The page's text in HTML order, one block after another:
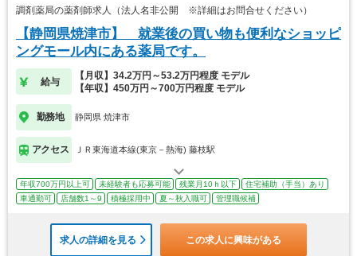
調剤薬局の薬剤師求人（法人名非公開 ※詳細はお問合せください）
【静岡県焼津市】 就業後の買い物も便利なショッピ
ングモール内にある薬局です。
給与
【月収】34.2万円～53.2万円程度 モデル
【年収】450万円～700万円程度 モデル
勤務地 静岡県 焼津市
アクセス ＪＲ東海道本線(東京－熱海) 藤枝駅
年収700万円以上可 未経験者も応募可能 残業月10ｈ以下
住宅補助（手当）あり
車通勤可
店舗数1～9 積極採用中 夏～秋入職可 管理職候補
求人の詳細を見る この求人に興味がある